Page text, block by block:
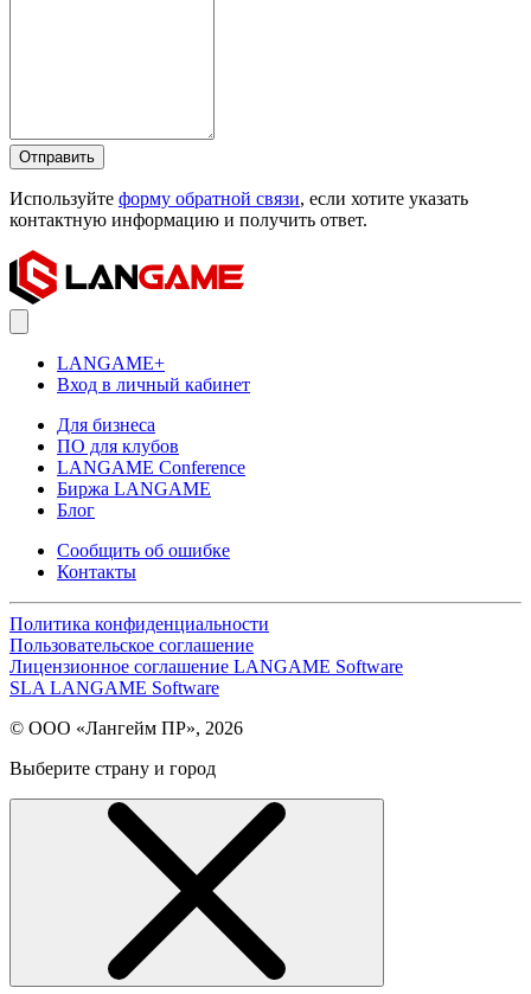
Отправить
Используйте форму обратной связи, если хотите указать
контактную информацию и получить ответ.
LANGAME+
Вход в личный кабинет
Для бизнеса
ПО для клубов
LANGAME Conference
Биржа LANGAME
Блог
Сообщить об ошибке
Контакты
Политика конфиденциальности
Пользовательское соглашение
Лицензионное соглашение LANGAME Software
SLA LANGAME Software
© ООО «Лангейм ПР», 2026
Выберите страну и город